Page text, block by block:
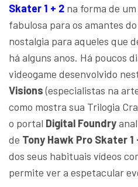
Skater 1 + 2 na forma de
fabulosa para os amantes
nostalgia para aqueles que
há alguns anos. Há poucos
videogame desenvolvido
Visions(especialistas na
como mostra sua Trilogia
o portal Digital Foundry
de Tony Hawk Pro Skater 1
dos seus habituais vídeos
permite ver a espetacular